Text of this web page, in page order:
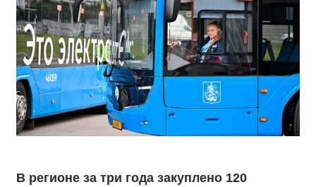
В регионе за три года закуплено 120